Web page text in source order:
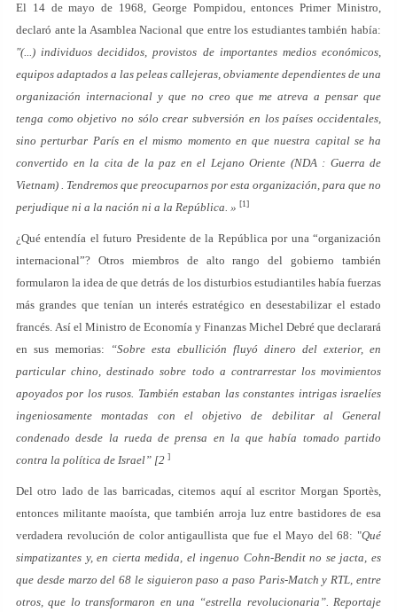
El 14 de mayo de 1968, George Pompidou, entonces Primer Ministro,
declaró ante la Asamblea Nacional que entre los estudiantes también había:
"(...) individuos decididos, provistos de importantes medios económicos,
equipos adaptados a las peleas callejeras, obviamente dependientes de una
organización internacional y que no creo que me atreva a pensar que
tenga como objetivo no sólo crear subversión en los países occidentales,
sino perturbar París en el mismo momento en que nuestra capital se ha
convertido en la cita de la paz en el Lejano Oriente (NDA : Guerra de
Vietnam) . Tendremos que preocuparnos por esta organización, para que no
perjudique ni a la nación ni a la República. » [1]
¿Qué entendía el futuro Presidente de la República por una “organización
internacional”? Otros miembros de alto rango del gobierno también
formularon la idea de que detrás de los disturbios estudiantiles había fuerzas
más grandes que tenían un interés estratégico en desestabilizar el estado
francés. Así el Ministro de Economía y Finanzas Michel Debré que declarará
en sus memorias:
“Sobre esta ebullición fluyó dinero del exterior, en
particular chino, destinado sobre todo a contrarrestar los movimientos
apoyados por los rusos. También estaban las constantes intrigas israelíes
ingeniosamente montadas con el objetivo de debilitar al General
condenado desde la rueda de prensa en la que había tomado partido
contra la política de Israel” [2 ]
Del otro lado de las barricadas, citemos aquí al escritor Morgan Sportès,
entonces militante maoísta, que también arroja luz entre bastidores de esa
verdadera revolución de color antigaullista que fue el Mayo del 68: "Qué
simpatizantes y, en cierta medida, el ingenuo Cohn-Bendit no se jacta, es
que desde marzo del 68 le siguieron paso a paso Paris-Match y RTL, entre
otros, que lo transformaron en una “estrella revolucionaria”. Reportaje